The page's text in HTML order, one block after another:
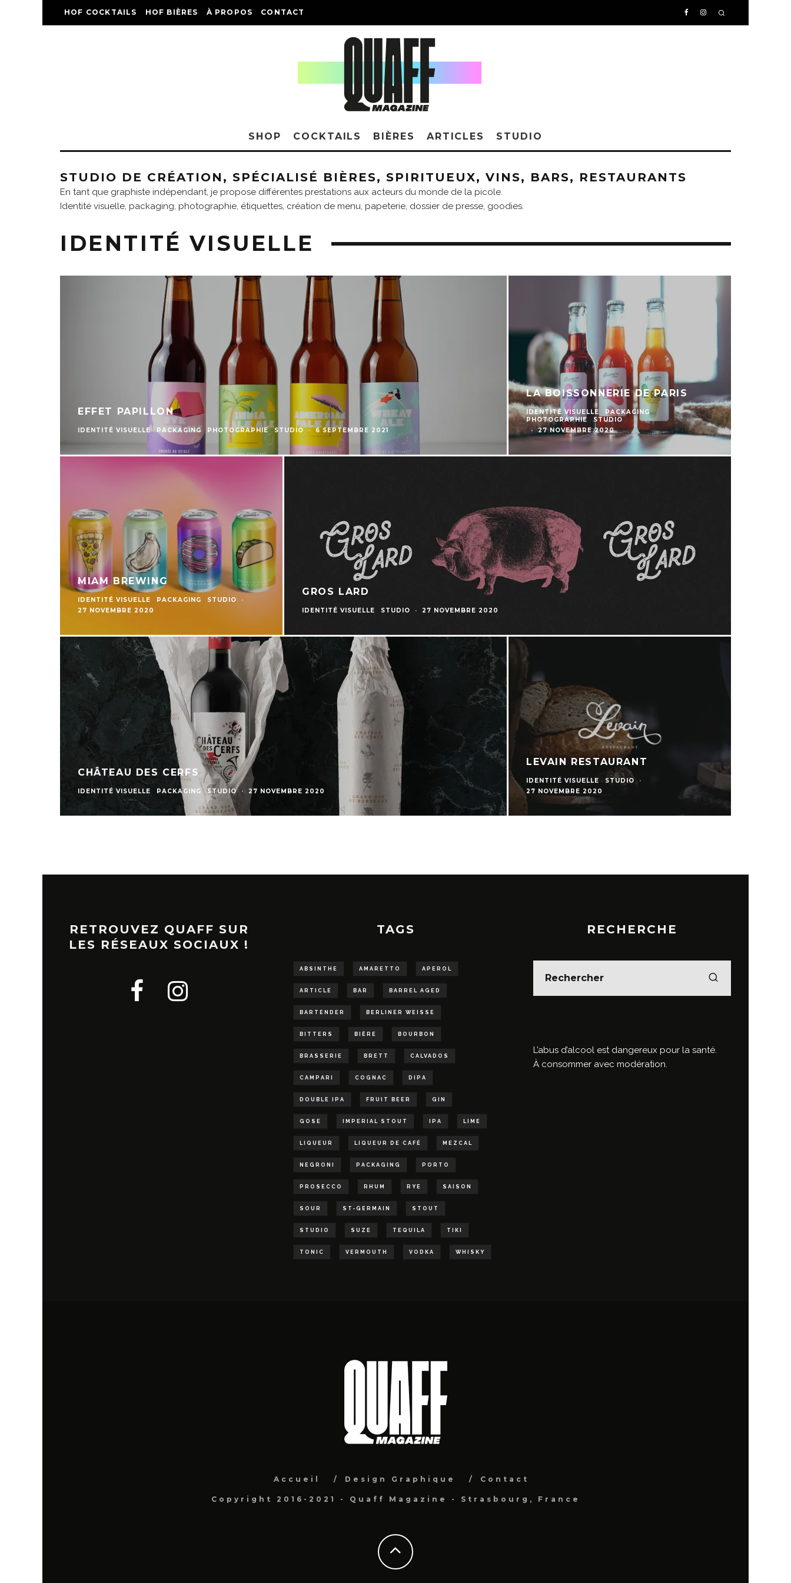
HOF COCKTAILS HOF BIÈRES À PROPOS CONTACT
SHOP COCKTAILS BIÈRES ARTICLES STUDIO
STUDIO DE CRÉATION, SPÉCIALISÉ BIÈRES, SPIRITUEUX, VINS, BARS, RESTAURANTS
En tant que graphiste indépendant, je propose différentes prestations aux acteurs du monde de la picole.
Identité visuelle, packaging, photographie, étiquettes, création de menu, papeterie, dossier de presse, goodies.
IDENTITÉ VISUELLE
EFFET PAPILLON
IDENTITÉ VISUELLE PACKAGING PHOTOGRAPHIE STUDIO · 6 SEPTEMBRE 2021
LA BOISSONNERIE DE PARIS
IDENTITÉ VISUELLE
PACKAGING
PHOTOGRAPHIE
STUDIO
·
27 NOVEMBRE 2020
MIAM BREWING
IDENTITÉ VISUELLE PACKAGING STUDIO
·
27 NOVEMBRE 2020
GROS LARD
IDENTITÉ VISUELLE STUDIO · 27 NOVEMBRE 2020
CHÂTEAU DES CERFS
IDENTITÉ VISUELLE PACKAGING STUDIO · 27 NOVEMBRE 2020
LEVAIN RESTAURANT
IDENTITÉ VISUELLE STUDIO
·
27 NOVEMBRE 2020
RETROUVEZ QUAFF SUR
LES RÉSEAUX SOCIAUX !
TAGS
ABSINTHE AMARETTO APEROL
ARTICLE BAR BARREL AGED
BARTENDER BERLINER WEISSE
BITTERS BIÈRE BOURBON
BRASSERIE BRETT CALVADOS
CAMPARI COGNAC DIPA
DOUBLE IPA FRUIT BEER GIN
GOSE IMPERIAL STOUT IPA LIME
LIQUEUR LIQUEUR DE CAFÉ MEZCAL
NEGRONI PACKAGING PORTO
PROSECCO RHUM RYE SAISON
SOUR ST-GERMAIN STOUT
STUDIO SUZE TEQUILA TIKI
TONIC VERMOUTH VODKA WHISKY
RECHERCHE
L’abus d’alcool est dangereux pour la santé.
À consommer avec modération.
Accueil Design Graphique Contact
Copyright 2016-2021 - Quaff Magazine - Strasbourg, France